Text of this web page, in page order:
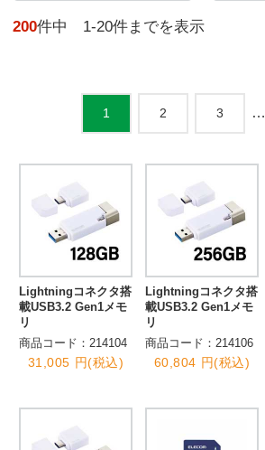
200件中 1-20件までを表示
1 2 3 …
Lightningコネクタ搭
載USB3.2 Gen1メモ
リ
商品コード：214104
31,005 円(税込)
Lightningコネクタ搭
載USB3.2 Gen1メモ
リ
商品コード：214106
60,804 円(税込)